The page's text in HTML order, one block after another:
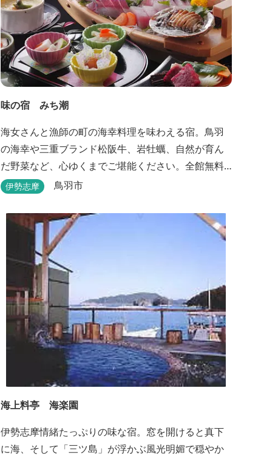
味の宿 みち潮
海女さんと漁師の町の海幸料理を味わえる宿。鳥羽
の海幸や三重ブランド松阪牛、岩牡蠣、自然が育ん
だ野菜など、心ゆくまでご堪能ください。全館無料
Wi-Fi対応！露天風呂付客室あり！選べる貸切風呂も
社）あり！伊勢神宮・おかげ横丁まで最短40分！鳥
羽十景にも選ばれた千鳥ヶ浜は当館の目の前！宿を
一歩出れば、満天の星空！周りに何もない場所だか
らこそ、星空がき...
伊勢志摩 鳥羽市
海上料亭 海楽園
伊勢志摩情緒たっぷりの味な宿。窓を開けると真下
に海、そして「三ツ島」が浮かぶ風光明媚で穏やか